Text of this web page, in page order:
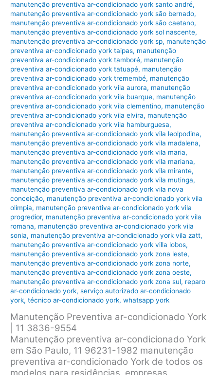
manutenção preventiva ar-condicionado york santo andré,
manutenção preventiva ar-condicionado york são bernado,
manutenção preventiva ar-condicionado york são caetano,
manutenção preventiva ar-condicionado york sol nascente,
manutenção preventiva ar-condicionado york sp, manutenção
preventiva ar-condicionado york taipas, manutenção
preventiva ar-condicionado york tamboré, manutenção
preventiva ar-condicionado york tatuapé, manutenção
preventiva ar-condicionado york tremembé, manutenção
preventiva ar-condicionado york vila aurora, manutenção
preventiva ar-condicionado york vila buarque, manutenção
preventiva ar-condicionado york vila clementino, manutenção
preventiva ar-condicionado york vila elvira, manutenção
preventiva ar-condicionado york vila hamburguesa,
manutenção preventiva ar-condicionado york vila leolpodina,
manutenção preventiva ar-condicionado york vila madalena,
manutenção preventiva ar-condicionado york vila maria,
manutenção preventiva ar-condicionado york vila mariana,
manutenção preventiva ar-condicionado york vila mirante,
manutenção preventiva ar-condicionado york vila mutinga,
manutenção preventiva ar-condicionado york vila nova
conceição, manutenção preventiva ar-condicionado york vila
olímpia, manutenção preventiva ar-condicionado york vila
progredior, manutenção preventiva ar-condicionado york vila
romana, manutenção preventiva ar-condicionado york vila
sonia, manutenção preventiva ar-condicionado york vila zatt,
manutenção preventiva ar-condicionado york villa lobos,
manutenção preventiva ar-condicionado york zona leste,
manutenção preventiva ar-condicionado york zona norte,
manutenção preventiva ar-condicionado york zona oeste,
manutenção preventiva ar-condicionado york zona sul, reparo
ar-condicionado york,serviço autorizado ar-condicionado
york,técnico ar-condicionado york,whatsapp york
Manutenção Preventiva ar-condicionado York
| 11 3836-9554
Manutenção preventiva ar-condicionado York
em São Paulo, 11 96231-1982 manutenção
preventiva ar-condicionado York de todos os
modelos para residências, empresas,